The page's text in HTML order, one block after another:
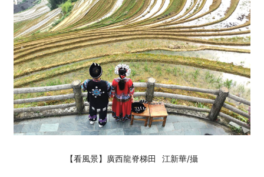
【看風景】廣西龍脊梯田 江新華/攝